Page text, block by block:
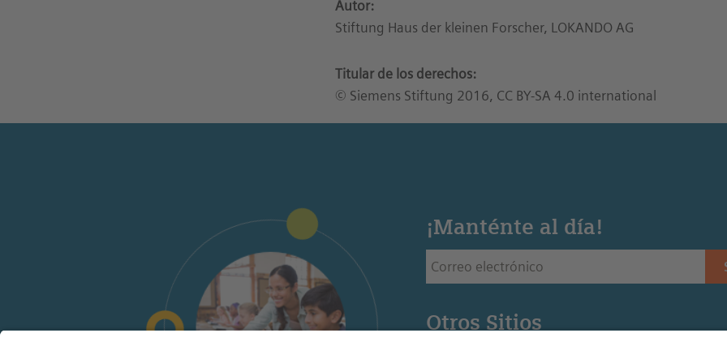
Autor:
Stiftung Haus der kleinen Forscher, LOKANDO AG
Titular de los derechos:
© Siemens Stiftung 2016, CC BY-SA 4.0 international
¡Manténte al día!
Otros Sitios